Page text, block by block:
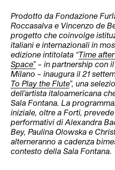
Prodotto da Fondazione
Roccasalva e Vincenzo de
progetto che coinvolge
italiani e internazionali in
edizione intitolata “Time
Space”– in partnership con
Milano – inaugura il 21
To Play the Flute”, una
dell’artista italoamericana
Sala Fontana. La
iniziale, oltre a Forti,
performativi di Alexandra
Bey, Paulina Olowska e
alterneranno a cadenza
contesto della Sala Fontana.